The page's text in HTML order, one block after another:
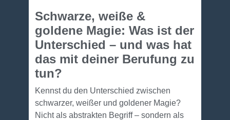
Schwarze, weiße &
goldene Magie: Was ist der
Unterschied – und was hat
das mit deiner Berufung zu
tun?
Kennst du den Unterschied zwischen
schwarzer, weißer und goldener Magie?
Nicht als abstrakten Begriff – sondern als